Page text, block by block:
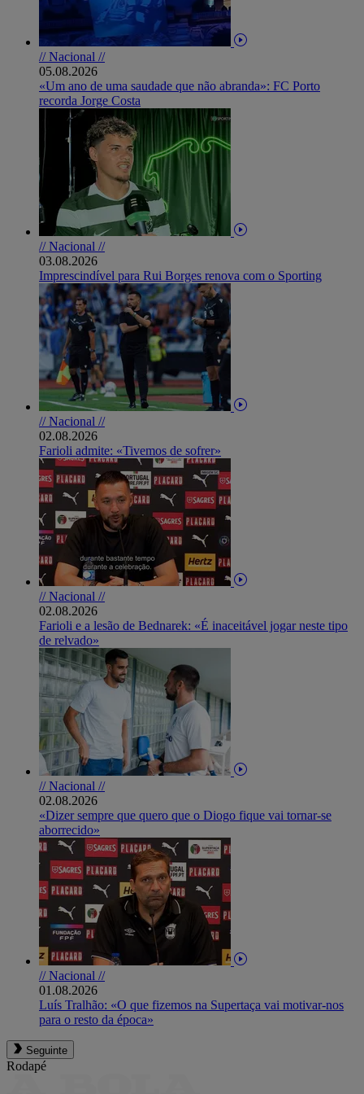
// Nacional //
05.08.2026
«Um ano de uma saudade que não abranda»: FC Porto
recorda Jorge Costa
// Nacional //
03.08.2026
Imprescindível para Rui Borges renova com o Sporting
// Nacional //
02.08.2026
Farioli admite: «Tivemos de sofrer»
// Nacional //
02.08.2026
Farioli e a lesão de Bednarek: «É inaceitável jogar neste tipo
de relvado»
// Nacional //
02.08.2026
«Dizer sempre que quero que o Diogo fique vai tornar-se
aborrecido»
// Nacional //
01.08.2026
Luís Tralhão: «O que fizemos na Supertaça vai motivar-nos
para o resto da época»
Seguinte
Rodapé